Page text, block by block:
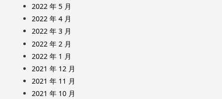
2022 年 5 月
2022 年 4 月
2022 年 3 月
2022 年 2 月
2022 年 1 月
2021 年 12 月
2021 年 11 月
2021 年 10 月